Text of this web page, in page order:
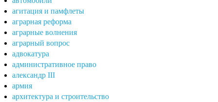
агитация и памфлеты
аграрная реформа
аграрные волнения
аграрный вопрос
адвокатура
административное право
александр III
армия
архитектура и строительство